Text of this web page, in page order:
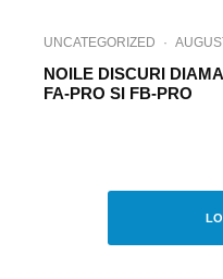
UNCATEGORIZED ·
NOILE DISCURI
FA-PRO SI FB-PRO